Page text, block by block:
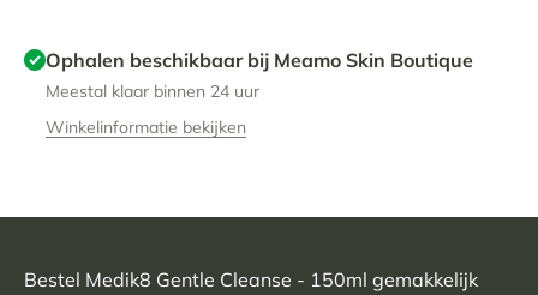
Ophalen beschikbaar bij Meamo Skin Boutique
Meestal klaar binnen 24 uur
Winkelinformatie bekijken
Bestel Medik8 Gentle Cleanse - 150ml gemakkelijk